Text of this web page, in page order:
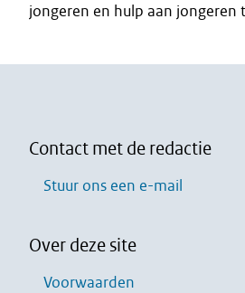
jongeren en hulp aan jongeren
Contact met de redactie
Stuur ons een e-mail
Over deze site
Voorwaarden